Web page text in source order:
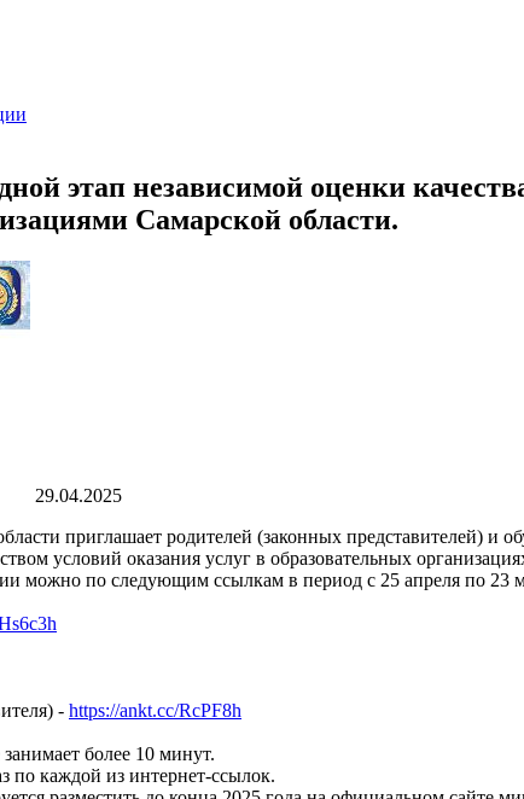
этап независимой оценки
Самарской области.
29.04.2025
приглашает родителей (законных представителей) и
условий оказания услуг в образовательных
можно по следующим ссылкам в период с 25 апреля по 23
- https://ankt.cc/RcPF8h
более 10 минут.
по каждой из интернет-ссылок.